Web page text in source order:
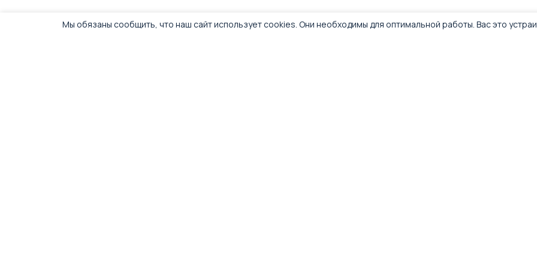
Мы обязаны сообщить, что наш сайт использует cookies. Они необходимы для оптимальной работы. Вас это